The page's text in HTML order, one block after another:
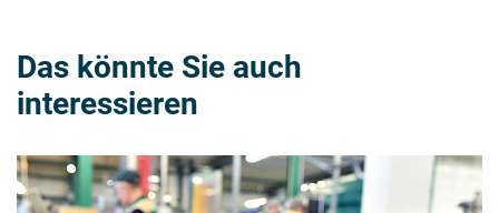
Das könnte Sie auch
interessieren